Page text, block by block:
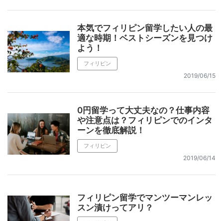
本気でフィリピン留学したい人の最
適な時期！ベストシーズンを見つけ
よう！
フィリピン
2019/06/15
0円留学って大丈夫なの？仕事内容
や注意点は？フィリピンでのインタ
ーンを徹底解説！
フィリピン
2019/06/14
フィリピン留学でマンツーマンレッ
スン漬けってアリ？